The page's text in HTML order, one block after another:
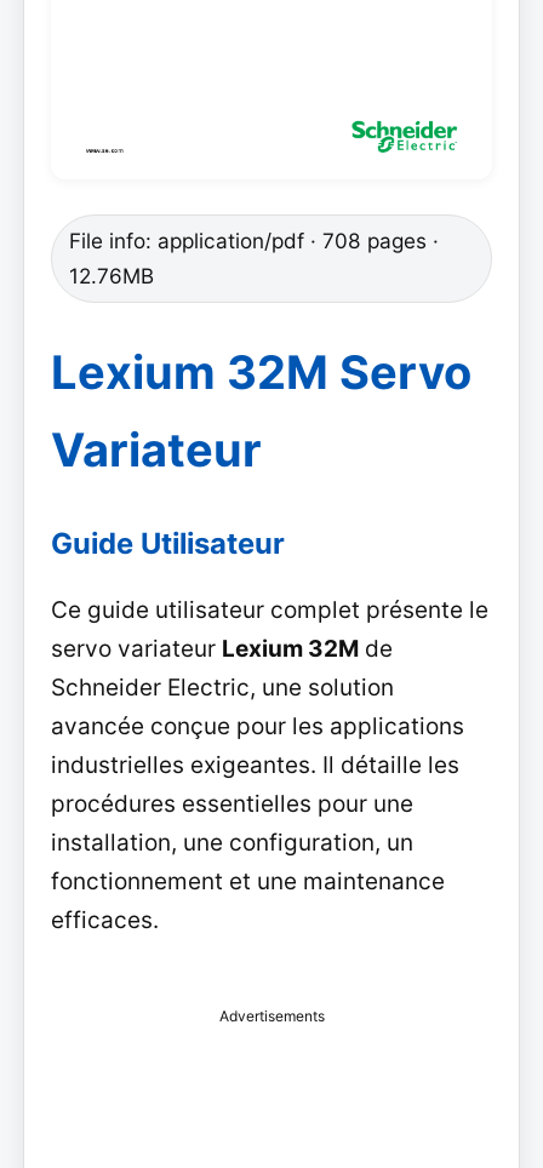
File info: application/pdf · 708 pages ·
12.76MB
Lexium 32M Servo
Variateur
Guide Utilisateur
Ce guide utilisateur complet présente le
servo variateur Lexium 32Mde
Schneider Electric, une solution
avancée conçue pour les applications
industrielles exigeantes. Il détaille les
procédures essentielles pour une
installation, une configuration, un
fonctionnement et une maintenance
efficaces.
Advertisements